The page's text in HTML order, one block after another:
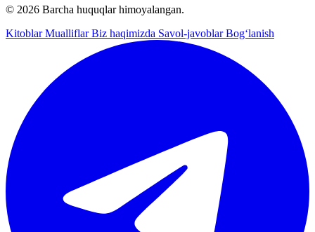
© 2026 Barcha huquqlar himoyalangan.
KitoblarMualliflarBiz haqimizda Savol-javoblarBog‘lanish